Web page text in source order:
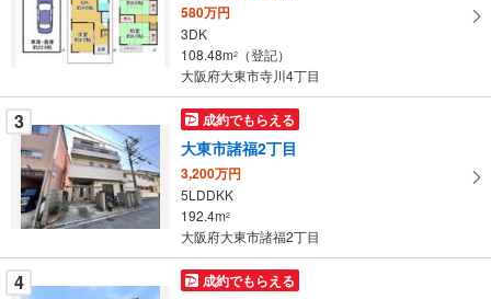
ペ
ジ
に
保
存
す
る
580万円
3DK
108.48m2
（登記）
大阪府大東市寺川4丁目
3 成約でもらえる
大東市諸福2丁目
3,200万円
5LDDKK
192.4m2
大阪府大東市諸福2丁目
4 成約でもらえる